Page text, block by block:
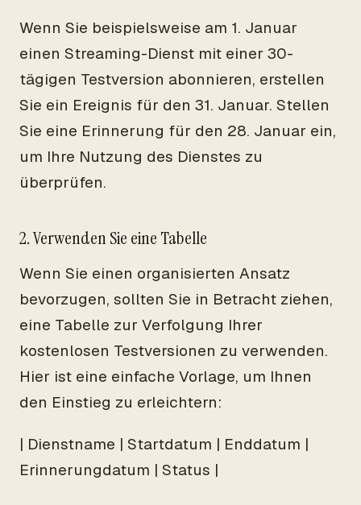
Wenn Sie beispielsweise am 1. Januar
einen Streaming-Dienst mit einer 30-
tägigen Testversion abonnieren, erstellen
Sie ein Ereignis für den 31. Januar. Stellen
Sie eine Erinnerung für den 28. Januar ein,
um Ihre Nutzung des Dienstes zu
überprüfen.
2. Verwenden Sie eine Tabelle
Wenn Sie einen organisierten Ansatz
bevorzugen, sollten Sie in Betracht ziehen,
eine Tabelle zur Verfolgung Ihrer
kostenlosen Testversionen zu verwenden.
Hier ist eine einfache Vorlage, um Ihnen
den Einstieg zu erleichtern:
| Dienstname | Startdatum | Enddatum |
Erinnerungdatum | Status |